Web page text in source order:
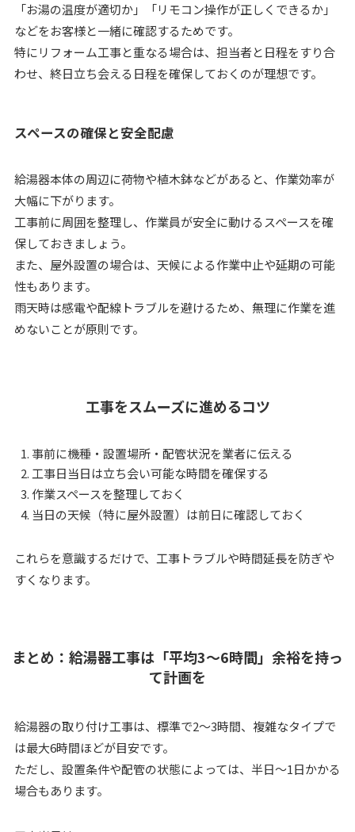
「お湯の温度が適切か」「リモコン操作が正しくできるか」
などをお客様と一緒に確認するためです。
特にリフォーム工事と重なる場合は、担当者と日程をすり合
わせ、終日立ち会える日程を確保しておくのが理想です。
スペースの確保と安全配慮
給湯器本体の周辺に荷物や植木鉢などがあると、作業効率が
大幅に下がります。
工事前に周囲を整理し、作業員が安全に動けるスペースを確
保しておきましょう。
また、屋外設置の場合は、天候による作業中止や延期の可能
性もあります。
雨天時は感電や配線トラブルを避けるため、無理に作業を進
めないことが原則です。
工事をスムーズに進めるコツ
事前に機種・設置場所・配管状況を業者に伝える
工事日当日は立ち会い可能な時間を確保する
作業スペースを整理しておく
当日の天候（特に屋外設置）は前日に確認しておく
これらを意識するだけで、工事トラブルや時間延長を防ぎや
すくなります。
まとめ：給湯器工事は「平均3〜6時間」余裕を持っ
て計画を
給湯器の取り付け工事は、標準で2〜3時間、複雑なタイプで
は最大6時間ほどが目安です。
ただし、設置条件や配管の状態によっては、半日〜1日かかる
場合もあります。